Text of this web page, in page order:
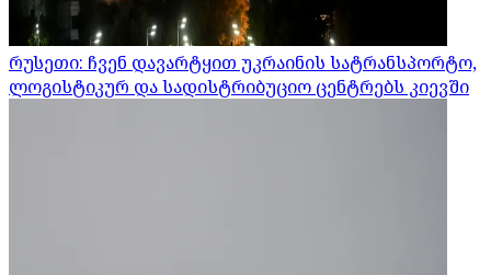
რუსეთი: ჩვენ დავარტყით უკრაინის სატრანსპორტო,
ლოგისტიკურ და სადისტრიბუციო ცენტრებს კიევში